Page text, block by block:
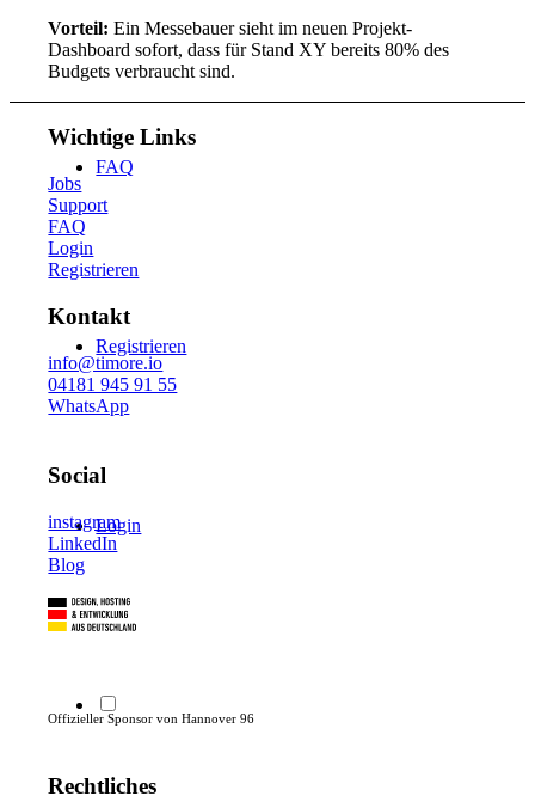
FAQ
Registrieren
Login
Vorteil: Ein Messebauer sieht im neuen Projekt-
Dashboard sofort, dass für Stand XY bereits 80% des
Budgets verbraucht sind.
Wichtige Links
Jobs
Support
FAQ
Login
Registrieren
Kontakt
info@timore.io
04181 945 91 55
WhatsApp
Social
instagram
LinkedIn
Blog
Offizieller Sponsor von Hannover 96
Rechtliches